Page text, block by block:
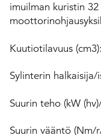
imuilman kuristin
Kuutiotilavuus
Sylinterin
Suurin teho (kW
Suurin vääntö (Nm/